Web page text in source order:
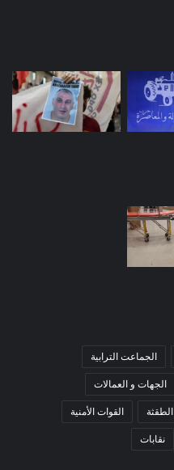
الجماعت الترابية
الجهات و العمالات
الطقثة القوات الأمنية
نقابات